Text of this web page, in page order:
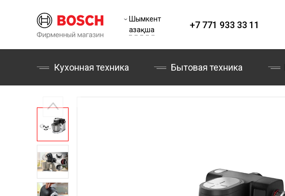
Шымкент
Қазақша
+7 771 933 33 11
Кухонная техника Бытовая техника